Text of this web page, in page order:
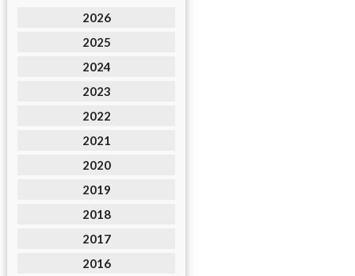
2026
2025
2024
2023
2022
2021
2020
2019
2018
2017
2016